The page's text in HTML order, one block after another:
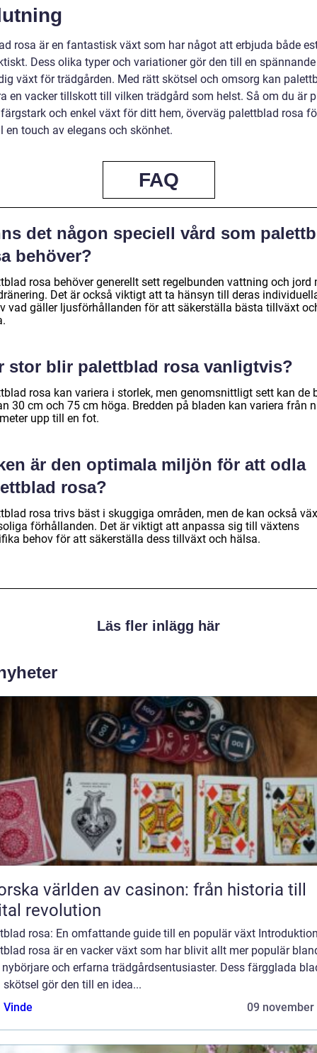
rosa är en fantastisk växt som har något att erbjuda både
Dess olika typer och variationer gör den till en
växt för trädgården. Med rätt skötsel och omsorg kan
en vacker tillskott till vilken trädgård som helst. Så om du är
och enkel växt för ditt hem, överväg palettblad rosa
en touch av elegans och skönhet.
FAQ
det någon speciell vård som
behöver?
rosa behöver generellt sett regelbunden vattning och jord
Det är också viktigt att ta hänsyn till deras
vad gäller ljusförhållanden för att säkerställa bästa tillväxt
stor blir palettblad rosa vanligtvis?
rosa kan variera i storlek, men genomsnittligt sett kan de
30 cm och 75 cm höga. Bredden på bladen kan variera från
upp till en fot.
är den optimala miljön för att odla
rosa?
rosa trivs bäst i skuggiga områden, men de kan också
förhållanden. Det är viktigt att anpassa sig till växtens
behov för att säkerställa dess tillväxt och hälsa.
Läs fler inlägg här
världen av casinon: från historia till
revolution
rosa: En omfattande guide till en populär växt
rosa är en vacker växt som har blivit allt mer populär
och erfarna trädgårdsentusiaster. Dess färgglada
skötsel gör den till en idea...
Vinde
09 november